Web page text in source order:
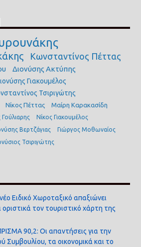
Κωνσταντίνος Πέττας
Διονύσης Ακτύπης
Γιακουμέλος
Τσιριγώτης
Νίκος Πέττας Μαίρη Καρακασίδη
Γούλιαρης
Νίκος Γιακουμέλος
Βερτζάγιας
Γιώργος Μοθωναίος
Τσιριγώτης
Ειδικό Χωροταξικό απαξιώνει
οριστικά τον τουριστικό χάρτη της
90,2: Οι απαντήσεις για την
Συμβουλίου, τα οικονομικά και το